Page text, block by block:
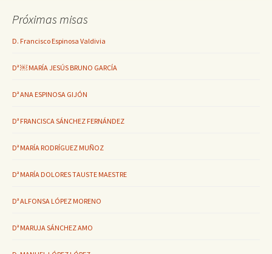
Próximas misas
D. Francisco Espinosa Valdivia
Dª ￼ MARÍA JESÚS BRUNO GARCÍA
Dª ANA ESPINOSA GIJÓN
Dª FRANCISCA SÁNCHEZ FERNÁNDEZ
Dª MARÍA RODRÍGUEZ MUÑOZ
Dª MARÍA DOLORES TAUSTE MAESTRE
Dª ALFONSA LÓPEZ MORENO
Dª MARUJA SÁNCHEZ AMO